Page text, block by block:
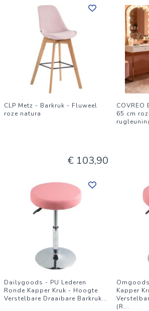
CLP Metz - Barkruk - Fluweel
roze natura
€ 103,90
COVREO
65 cm
Dailygoods - PU Lederen
Ronde Kapper Kruk - Hoogte
Verstelbare Draaibare Barkruk...
Kapper
(R...